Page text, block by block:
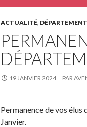
ACTUALITÉ, DÉPARTEMENT
19 JANVIER 2024 PAR
Permanence de vos
Janvier.